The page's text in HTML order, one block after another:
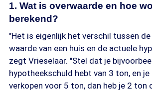
1. Wat is overwaarde en hoe
berekend?
"Het is eigenlijk het verschil tussen
waarde van een huis en de actuele
zegt Vrieselaar. "Stel dat je
hypotheekschuld hebt van 3 ton, en je
verkopen voor 5 ton, dan heb je 2 ton